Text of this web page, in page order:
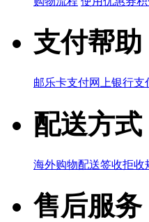
支付帮助
邮乐卡支付网上银行支
配送方式
海外购物配送签收拒收
售后服务